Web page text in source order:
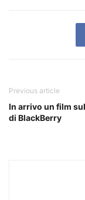
Previous article
In arrivo un film
di BlackBerry